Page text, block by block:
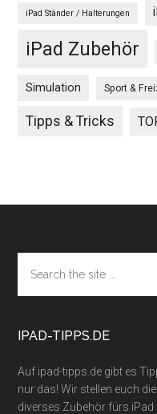
iPad Ständer / Halterungen
iPad Zubehör
Simulation Sport &
Tipps & Tricks
Footer
the
site
IPAD-TIPPS.DE
Auf ipad-tipps.de gibt es
nur das! Wir stellen euch
diverses Zubehör fürs